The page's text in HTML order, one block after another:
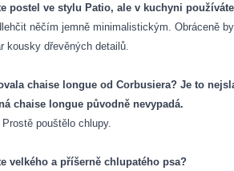
postel ve stylu Patio, ale v kuchyni
něčím jemně minimalistickým. Obráceně
dřevěných detailů.
chaise longue od Corbusiera? Je to
chaise longue původně nevypadá.
pouštělo chlupy.
velkého a příšerně chlupatého psa?